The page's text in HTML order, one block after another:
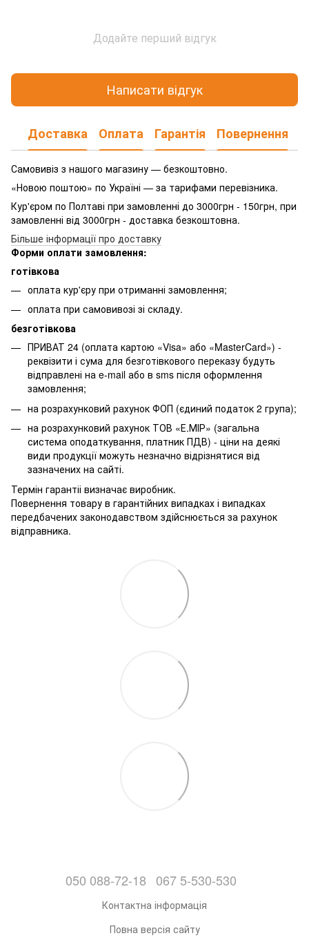
Додайте перший відгук
Написати відгук
Доставка Оплата Гарантія Повернення
Самовивіз з нашого магазину — безкоштовно.
«Новою поштою» по Україні — за тарифами перевізника.
Кур'єром по Полтаві при замовленні до 3000грн - 150грн, при
замовленні від 3000грн - доставка безкоштовна.
Більше інформації про доставку
Форми оплати замовлення:
готівкова
оплата кур'єру при отриманні замовлення;
оплата при самовивозі зі складу.
безготівкова
ПРИВАТ 24 (оплата картою «Visa» або «MasterCard») -
реквізити і сума для безготівкового переказу будуть
відправлені на e-mail або в sms після оформлення
замовлення;
на розрахунковий рахунок ФОП (єдиний податок 2 група);
на розрахунковий рахунок ТОВ «Е.МІР» (загальна
система оподаткування, платник ПДВ) - ціни на деякі
види продукції можуть незначно відрізнятися від
зазначених на сайті.
Термін гарантіі визначає виробник.
Повернення товару в гарантійних випадках і випадках
передбачених законодавством здійснюється за рахунок
відправника.
050 088-72-18 067 5-530-530
Контактна інформація
Повна версія сайту